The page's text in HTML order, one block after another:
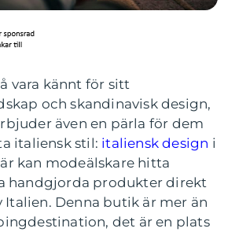
vara kännt för sitt
och skandinavisk design,
även en pärla för dem
italiensk stil: italiensk design i
kan modeälskare hitta
handgjorda produkter direkt
Italien. Denna butik är mer än
det är en plats